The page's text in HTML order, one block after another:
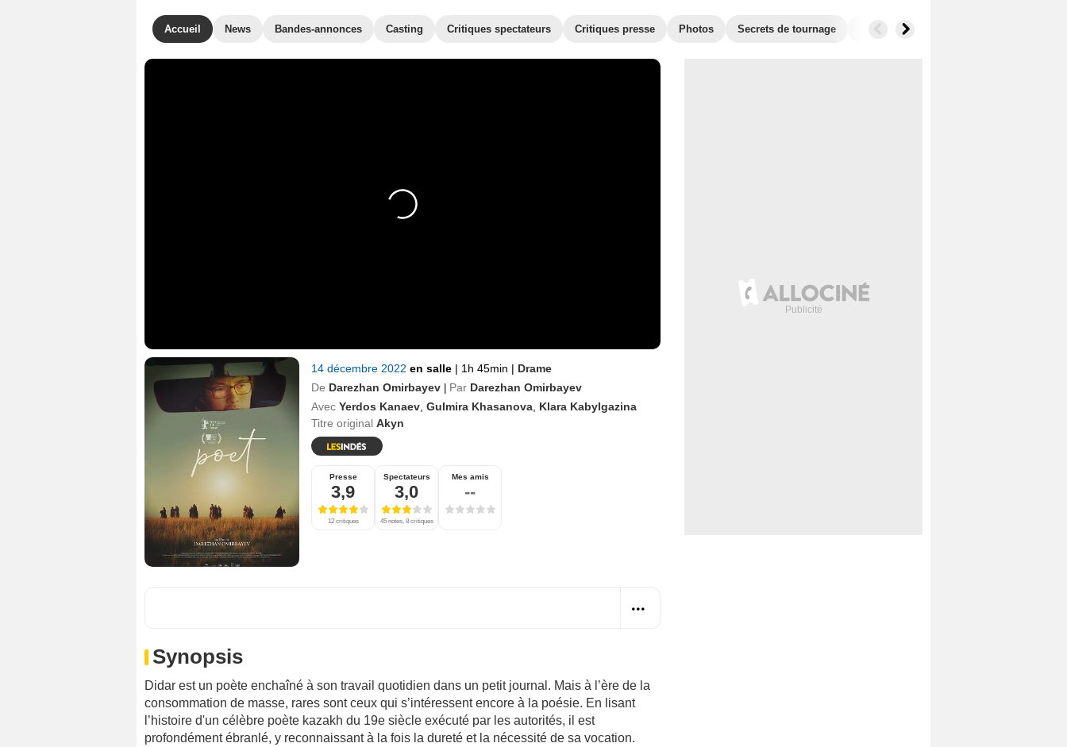
Accueil News Bandes-annonces Casting Critiques spectateurs Critiques presse Photos Secrets de tournage Box Office
14 décembre 2022 en salle | 1h 45min | Drame
De Darezhan Omirbayev | Par Darezhan Omirbayev
Avec Yerdos Kanaev Gulmira Khasanova Klara Kabylgazina
Titre original Akyn
Presse
3,9
12 critiques
Spectateurs
3,0
45 notes, 8 critiques
Mes amis
--
Synopsis
Didar est un poète enchaîné à son travail quotidien dans un petit journal. Mais à l’ère de la
consommation de masse, rares sont ceux qui s’intéressent encore à la poésie. En lisant
l’histoire d'un célèbre poète kazakh du 19e siècle exécuté par les autorités, il est
profondément ébranlé, y reconnaissant à la fois la dureté et la nécessité de sa vocation.